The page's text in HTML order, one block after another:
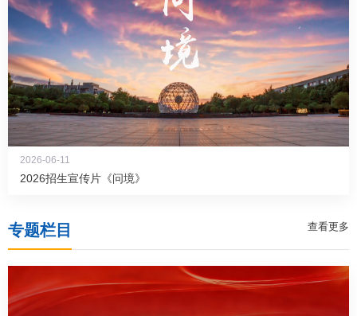
2026-06-11
2026招生宣传片《问境》
专题栏目 查看更多